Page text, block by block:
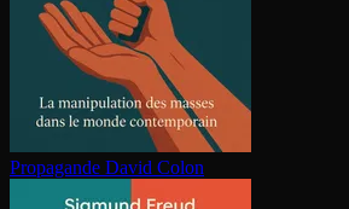
Propagande David Colon